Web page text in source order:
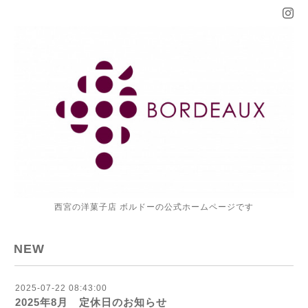
西宮の洋菓子店 ボルドーの公式ホームページです
NEW
2025-07-22 08:43:00
2025年8月 定休日のお知らせ